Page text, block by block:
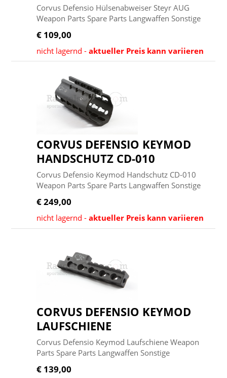
Corvus Defensio Hülsenabweiser Steyr AUG
Weapon Parts Spare Parts Langwaffen Sonstige
€ 109,00
nicht lagernd -aktueller Preis kann variieren
CORVUS DEFENSIO KEYMOD
HANDSCHUTZ CD-010
Corvus Defensio Keymod Handschutz CD-010
Weapon Parts Spare Parts Langwaffen Sonstige
€ 249,00
nicht lagernd -aktueller Preis kann variieren
CORVUS DEFENSIO KEYMOD
LAUFSCHIENE
Corvus Defensio Keymod Laufschiene Weapon
Parts Spare Parts Langwaffen Sonstige
€ 139,00